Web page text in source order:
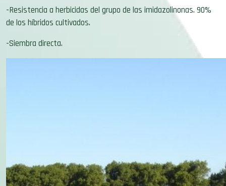
-Resistencia a herbicidas del grupo de las imidazolinonas. 90%
de los híbridos cultivados.
-Siembra directa.